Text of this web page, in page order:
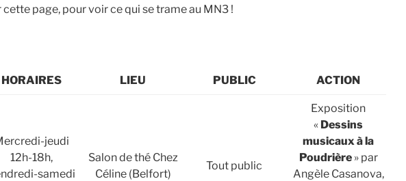
page, pour voir ce qui se trame au MN3 !
HORAIRES LIEU PUBLIC ACTION
jeudi
12h-18h,
samedi
Salon de thé Chez
Céline (Belfort)
Tout public
Exposition
« Dessins
musicaux à la
Poudrière» par
Angèle Casanova,